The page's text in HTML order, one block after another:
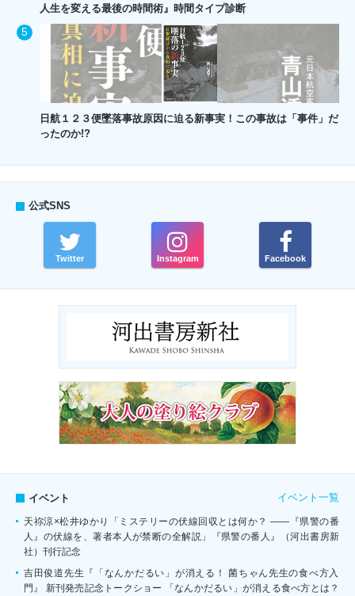
人生を変える最後の時間術』時間タイプ診断
日航１２３便墜落事故原因に迫る新事実！この事故は「事件」だ
ったのか!?
公式SNS
Twitter Instagram Facebook
イベント イベント一覧
天祢涼×松井ゆかり「ミステリーの伏線回収とは何か？ ――『県警の番
人』の伏線を、著者本人が禁断の全解説」『県警の番人』（河出書房新
社）刊行記念
吉田俊道先生『「なんかだるい」が消える！ 菌ちゃん先生の食べ方入
門』 新刊発売記念トークショー 「なんかだるい」が消える食べ方とは？